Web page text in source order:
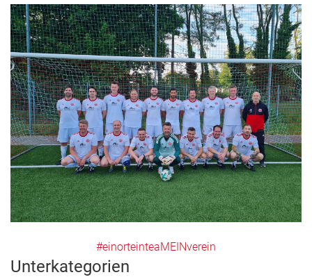
#einorteinteaMEINverein
Unterkategorien